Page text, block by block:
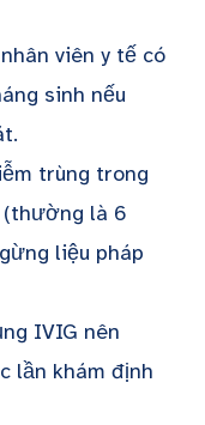
viên y tế có
sinh nếu
trùng trong
là 6
liệu pháp
IVIG nên
lần khám định